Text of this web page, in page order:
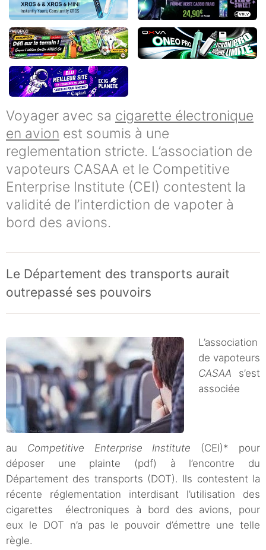
Voyager avec sa cigarette électronique
en avion est soumis à une
reglementation stricte. L’association de
vapoteurs CASAA et le Competitive
Enterprise Institute (CEI) contestent la
validité de l’interdiction de vapoter à
bord des avions.
Le Département des transports aurait
outrepassé ses pouvoirs
L’association
de vapoteurs
CASAA s’est
associée
au Competitive Enterprise Institute (CEI)* pour
déposer une plainte (pdf) à l’encontre du
Département des transports (DOT). Ils contestent la
récente réglementation interdisant l’utilisation des
cigarettes électroniques à bord des avions, pour
eux le DOT n’a pas le pouvoir d’émettre une telle
règle.